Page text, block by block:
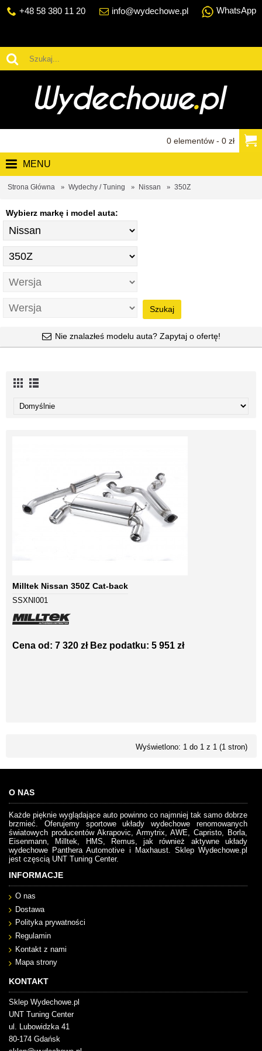
+48 58 380 11 20 info@wydechowe.pl WhatsApp
0 elementów - 0 zł
MENU
Strona Główna Wydechy / Tuning Nissan 350Z
Wybierz markę i model auta:
Szukaj
Nie znalazłeś modelu auta? Zapytaj o ofertę!
Milltek Nissan 350Z Cat-back
SSXNI001
Cena od: 7 320 zł Bez podatku: 5 951 zł
Wyświetlono: 1 do 1 z 1 (1 stron)
O NAS
Każde pięknie wyglądające auto powinno co najmniej tak samo dobrze
brzmieć. Oferujemy sportowe układy wydechowe renomowanych
światowych producentów Akrapovic, Armytrix, AWE, Capristo, Borla,
Eisenmann, Milltek, HMS, Remus, jak również aktywne układy
wydechowe Panthera Automotive i Maxhaust. Sklep Wydechowe.pl
jest częscią UNT Tuning Center.
INFORMACJE
O nas
Dostawa
Polityka prywatności
Regulamin
Kontakt z nami
Mapa strony
KONTAKT
Sklep Wydechowe.pl
UNT Tuning Center
ul. Lubowidzka 41
80-174 Gdańsk